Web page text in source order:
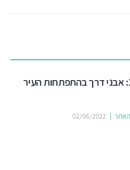
2020: אבני דרך בהתפתחות העיר
02/06/2022